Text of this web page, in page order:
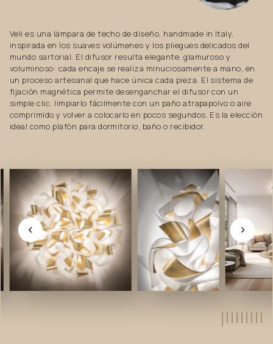
Veli es una lámpara de techo de diseño, handmade in Italy,
inspirada en los suaves volúmenes y los pliegues delicados del
mundo sartorial. El difusor resulta elegante, glamuroso y
voluminoso: cada encaje se realiza minuciosamente a mano, en
un proceso artesanal que hace única cada pieza. El sistema de
fijación magnética permite desenganchar el difusor con un
simple clic, limpiarlo fácilmente con un paño atrapapolvo o aire
comprimido y volver a colocarlo en pocos segundos. Es la elección
ideal como plafón para dormitorio, baño o recibidor.